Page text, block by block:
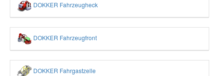
DOKKER Fahrzeugheck
DOKKER Fahrzeugfront
DOKKER Fahrgastzelle